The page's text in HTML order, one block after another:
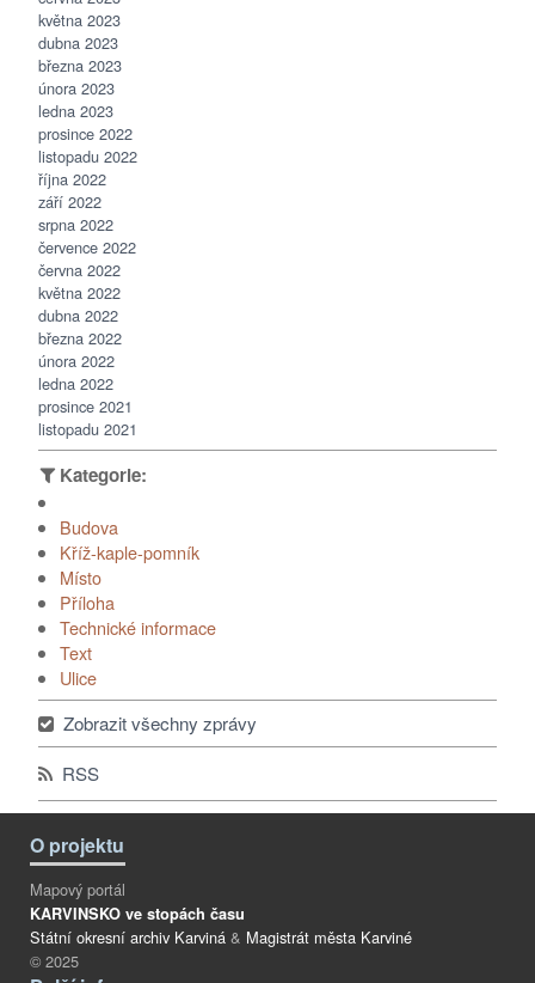
května 2023
dubna 2023
března 2023
února 2023
ledna 2023
prosince 2022
listopadu 2022
října 2022
září 2022
srpna 2022
července 2022
června 2022
května 2022
dubna 2022
března 2022
února 2022
ledna 2022
prosince 2021
listopadu 2021
Budova
Kříž-kaple-pomník
Místo
Příloha
Technické informace
Text
Ulice
Zobrazit všechny zprávy
RSS
O projektu
Mapový portál
KARVINSKO ve stopách času
Státní okresní archiv Karviná & Magistrát města Karviné
© 2025